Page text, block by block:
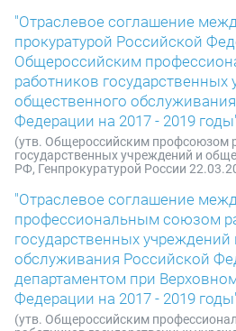
"Отраслевое соглашение
прокуратурой Российской
Общероссийским
работников государственных
общественного
Федерации на 2017 - 2019
(утв. Общероссийским профсоюзом
государственных учреждений и
РФ, Генпрокуратурой России
"Отраслевое соглашение
профессиональным союзом
государственных
обслуживания Российской
департаментом при
Федерации на 2017 - 2019
(утв. Общероссийским